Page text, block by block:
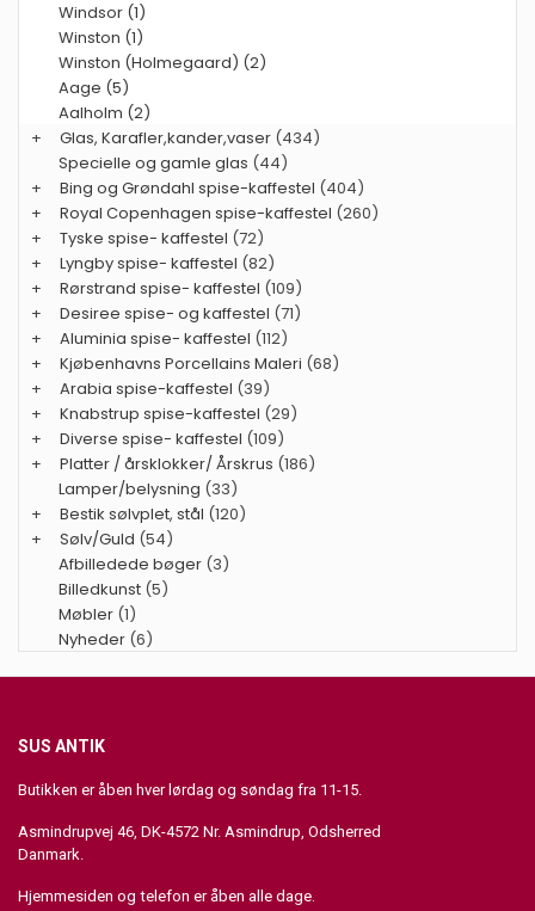
Windsor (1)
Winston (1)
Winston (Holmegaard) (2)
Aage (5)
Aalholm (2)
+
Glas, Karafler,kander,vaser (434)
Specielle og gamle glas (44)
+
Bing og Grøndahl spise-kaffestel (404)
+
Royal Copenhagen spise-kaffestel (260)
+
Tyske spise- kaffestel (72)
+
Lyngby spise- kaffestel (82)
+
Rørstrand spise- kaffestel (109)
+
Desiree spise- og kaffestel (71)
+
Aluminia spise- kaffestel (112)
+
Kjøbenhavns Porcellains Maleri (68)
+
Arabia spise-kaffestel (39)
+
Knabstrup spise-kaffestel (29)
+
Diverse spise- kaffestel (109)
+
Platter / årsklokker/ Årskrus (186)
Lamper/belysning (33)
+
Bestik sølvplet, stål (120)
+
Sølv/Guld (54)
Afbilledede bøger (3)
Billedkunst (5)
Møbler (1)
Nyheder (6)
SUS ANTIK
Butikken er åben hver lørdag og søndag fra 11-15.
Asmindrupvej 46, DK-4572 Nr. Asmindrup, Odsherred
Danmark.
Hjemmesiden og telefon er åben alle dage.